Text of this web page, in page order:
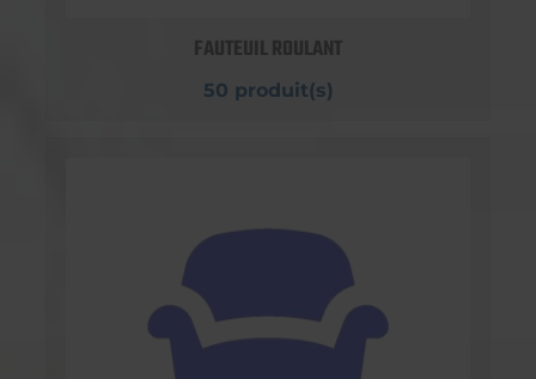
FAUTEUIL ROULANT
50 produit(s)